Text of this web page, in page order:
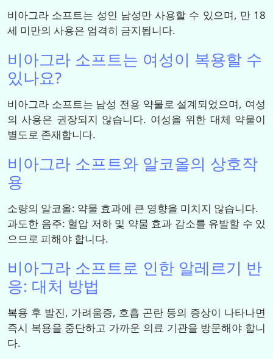
비아그라 소프트는 성인 남성만 사용할 수 있으며, 만 18
세 미만의 사용은 엄격히 금지됩니다.
비아그라 소프트는 여성이 복용할 수
있나요?
비아그라 소프트는 남성 전용 약물로 설계되었으며, 여성
의 사용은 권장되지 않습니다. 여성을 위한 대체 약물이
별도로 존재합니다.
비아그라 소프트와 알코올의 상호작
용
소량의 알코올: 약물 효과에 큰 영향을 미치지 않습니다.
과도한 음주: 혈압 저하 및 약물 효과 감소를 유발할 수 있
으므로 피해야 합니다.
비아그라 소프트로 인한 알레르기 반
응: 대처 방법
복용 후 발진, 가려움증, 호흡 곤란 등의 증상이 나타나면
즉시 복용을 중단하고 가까운 의료 기관을 방문해야 합니
다.